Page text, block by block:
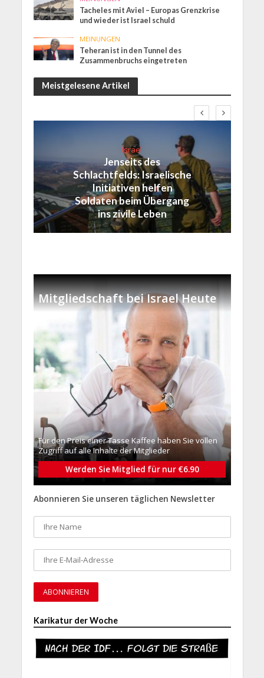
Tacheles mit Aviel – Europas Grenzkrise
und wieder ist Israel schuld
MEINUNGEN
Teheran ist in den Tunnel des
Zusammenbruchs eingetreten
Meistgelesene Artikel
Israel
Jenseits des
Schlachtfelds: Israelische
Initiativen helfen
Soldaten beim Übergang
ins zivile Leben
Mitgliedschaft bei Israel Heute
Für den Preis einer Tasse Kaffee haben Sie vollen
Zugriff auf alle Inhalte der Mitglieder
Werden Sie Mitglied für nur €6.90
Abonnieren Sie unseren täglichen Newsletter
Karikatur der Woche